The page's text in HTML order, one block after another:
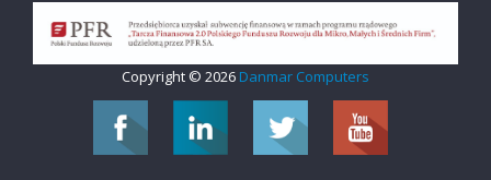
Copyright © 2026 Danmar Computers